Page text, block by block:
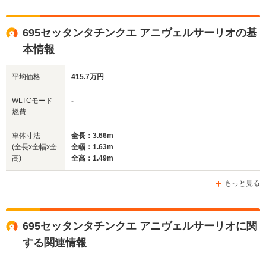
燃費
排気量
駆動方式
└郊外:15.2km/L
└高速道路:16.6km/L
1368cc
FF
1368cc
FF
└郊外
└高速道
1368cc
FF
695セッタンタチンクエ アニヴェルサーリオの基
本情報
平均価格 415.7万円
WLTCモード
燃費
-
車体寸法
(全長x全幅x全
高)
全長：3.66m
全幅：1.63m
全高：1.49m
もっと見る
695セッタンタチンクエ アニヴェルサーリオに関
する関連情報